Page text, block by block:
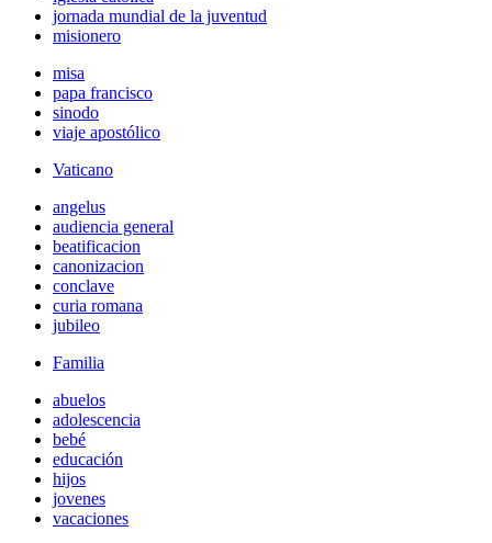
jornada mundial de la juventud
misionero
misa
papa francisco
sinodo
viaje apostólico
Vaticano
angelus
audiencia general
beatificacion
canonizacion
conclave
curia romana
jubileo
Familia
abuelos
adolescencia
bebé
educación
hijos
jovenes
vacaciones